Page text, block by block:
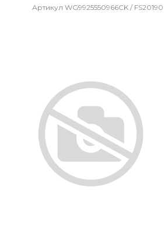
Артикул WG9925550966CK / FS20190